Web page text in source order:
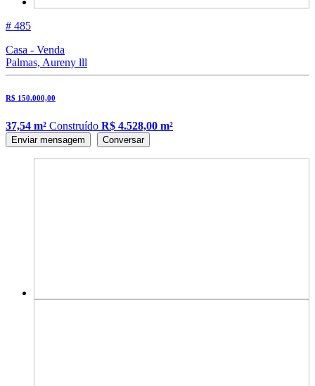
# 485
Casa - Venda
Palmas, Aureny lll
R$ 150.000,00
37,54 m² Construído R$ 4.528,00 m²
Enviar mensagem Conversar